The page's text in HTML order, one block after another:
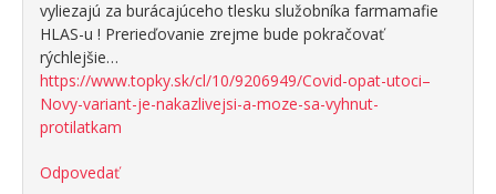
vyliezajú za burácajúceho tlesku služobníka farmamafie
HLAS-u ! Prerieďovanie zrejme bude pokračovať
rýchlejšie…
https://www.topky.sk/cl/10/9206949/Covid-opat-utoci–
Novy-variant-je-nakazlivejsi-a-moze-sa-vyhnut-
protilatkam
Odpovedať